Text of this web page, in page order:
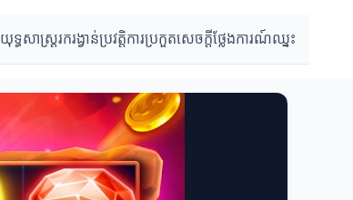
យុទ្ធសាស្ត្ររករង្វាន់ប្រវត្តិការប្រកួតសេចក្ដីថ្លែងការណ៍ឈ្នះ